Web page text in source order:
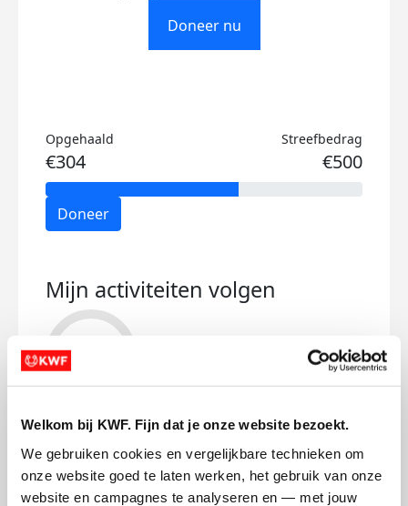
Welkom bij KWF. Fijn dat je onze website bezoekt.
We gebruiken cookies en vergelijkbare technieken om
onze website goed te laten werken, het gebruik van onze
website en campagnes te analyseren en — met jouw
Doneer nu
Opgehaald
€304
Streefbedrag
€500
Doneer
Mijn activiteiten volgen
69